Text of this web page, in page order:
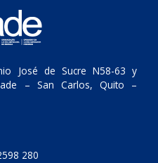
José de Sucre N58-63 y
– San Carlos, Quito –
280